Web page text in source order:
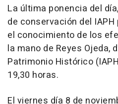
La última ponencia del
de conservación del
el conocimiento de los
la mano de Reyes Ojeda,
Patrimonio Histórico
19,30 horas.
El viernes día 8 de